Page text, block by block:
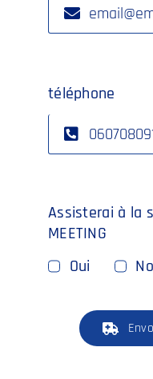
téléphone
Assisterai à la
MEETING
Oui